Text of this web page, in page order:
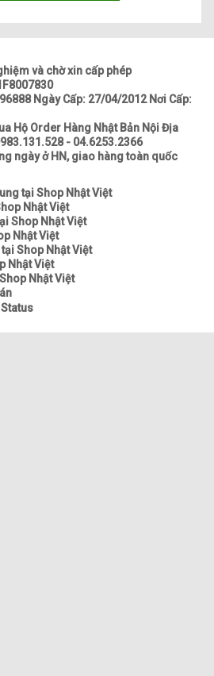
và chờ xin cấp phép
Ngày Cấp: 27/04/2012 Nơi Cấp:
Hộ Order Hàng Nhật Bản Nội Địa
- 04.6253.2366
ngày ở HN, giao hàng toàn quốc
tại Shop Nhật Việt
Nhật Việt
Shop Nhật Việt
Nhật Việt
Shop Nhật Việt
Nhật Việt
Nhật Việt